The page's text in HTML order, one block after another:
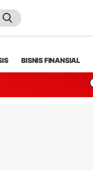
BISNIS FINANSIAL